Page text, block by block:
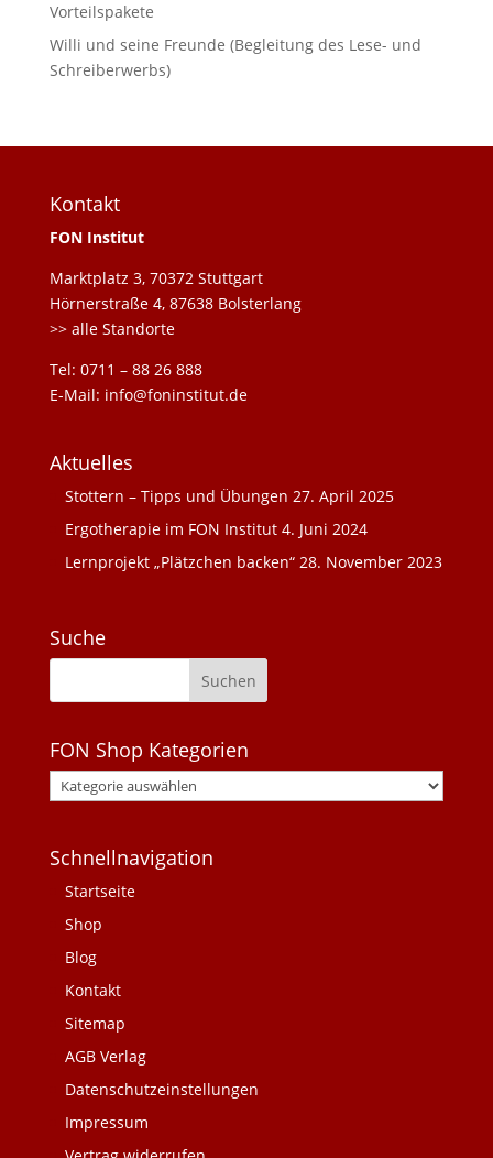
Vorteilspakete
Willi und seine Freunde (Begleitung des Lese- und
Schreiberwerbs)
Kontakt
FON Institut
Marktplatz 3, 70372 Stuttgart
Hörnerstraße 4, 87638 Bolsterlang
>> alle Standorte
Tel: 0711 – 88 26 888
E-Mail: info@foninstitut.de
Aktuelles
Stottern – Tipps und Übungen 27. April 2025
Ergotherapie im FON Institut 4. Juni 2024
Lernprojekt „Plätzchen backen“ 28. November 2023
Suche
FON Shop Kategorien
Schnellnavigation
Startseite
Shop
Blog
Kontakt
Sitemap
AGB Verlag
Datenschutzeinstellungen
Impressum